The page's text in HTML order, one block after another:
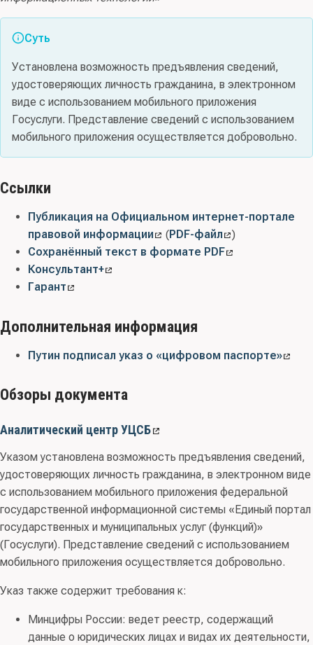
Суть
Установлена возможность предъявления сведений,
удостоверяющих личность гражданина, в электронном
виде с использованием мобильного приложения
Госуслуги. Представление сведений с использованием
мобильного приложения осуществляется добровольно.
Ссылки
Публикация на Официальном интернет-портале
правовой информации
(PDF-файл
)
Сохранённый текст в формате PDF
Консультант+
Гарант
Дополнительная информация
Путин подписал указ о «цифровом паспорте»
Обзоры документа
Аналитический центр УЦСБ
Указом установлена возможность предъявления сведений,
удостоверяющих личность гражданина, в электронном виде
с использованием мобильного приложения федеральной
государственной информационной системы «Единый портал
государственных и муниципальных услуг (функций)»
(Госуслуги). Представление сведений с использованием
мобильного приложения осуществляется добровольно.
Указ также содержит требования к:
Минцифры России: ведет реестр, содержащий
данные о юридических лицах и видах их деятельности,